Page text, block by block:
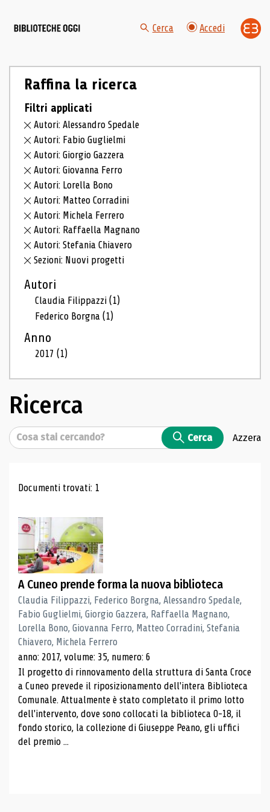
Cerca Accedi
Raffina la ricerca
Filtri applicati
Autori: Alessandro Spedale
Autori: Fabio Guglielmi
Autori: Giorgio Gazzera
Autori: Giovanna Ferro
Autori: Lorella Bono
Autori: Matteo Corradini
Autori: Michela Ferrero
Autori: Raffaella Magnano
Autori: Stefania Chiavero
Sezioni: Nuovi progetti
Autori
Claudia Filippazzi(1)
Federico Borgna(1)
Anno
2017(1)
Ricerca
Cerca Cerca Azzera
Risultati di ricerca
Documenti trovati: 1
A Cuneo prende forma la nuova biblioteca
Claudia Filippazzi, Federico Borgna, Alessandro Spedale,
Fabio Guglielmi, Giorgio Gazzera, Raffaella Magnano,
Lorella Bono, Giovanna Ferro, Matteo Corradini, Stefania
Chiavero, Michela Ferrero
anno: 2017, volume: 35, numero: 6
Il progetto di rinnovamento della struttura di Santa Croce
a Cuneo prevede il riposizionamento dell'intera Biblioteca
Comunale. Attualmente è stato completato il primo lotto
dell'intervento, dove sono collocati la biblioteca 0-18, il
fondo storico, la collezione di Giuseppe Peano, gli uffici
del premio ...